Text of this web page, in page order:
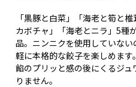
「黒豚と白菜」「海老と筍と
カボチャ」「海老とニラ」5種
品。ニンニクを使用していな
軽に本格的な餃子を楽しめま
餡のプリッと感の後にくるジ
りません。